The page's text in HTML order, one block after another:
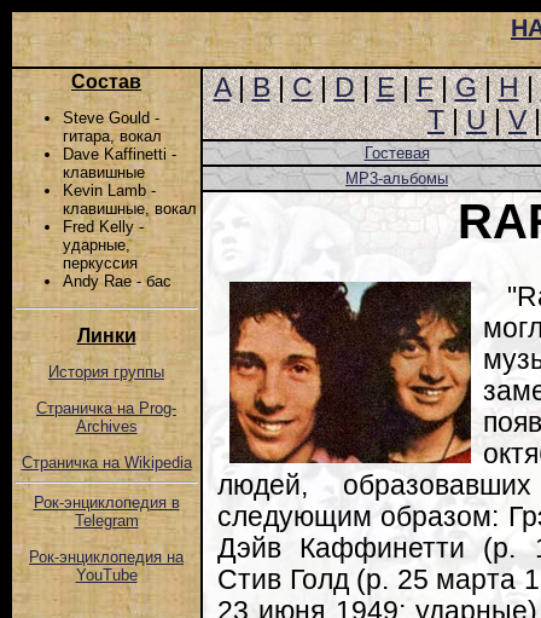
Состав
Steve Gould -
гитара, вокал
Dave Kaffinetti -
клавишные
Kevin Lamb -
клавишные, вокал
Fred Kelly -
ударные,
перкуссия
Andy Rae - бас
Линки
История группы
Страничка на Prog-
Archives
Страничка на Wikipedia
Рок-энциклопедия в
Telegram
Рок-энциклопедия на
YouTube
A|B|C|D|E|F|G|H|
T|U|V
Гостевая
MP3-альбомы
людей,
следующим образом:
Дэйв Каффинетти (р.
Стив Голд (р. 25 марта
23 июня 1949;